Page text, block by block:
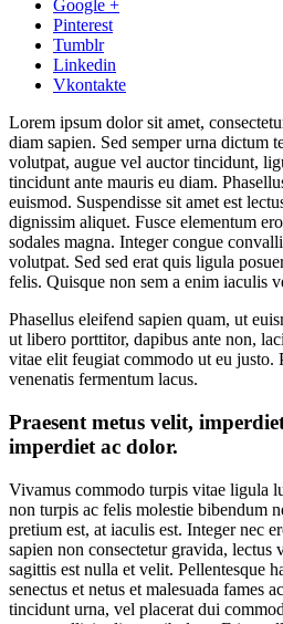
Google +
Pinterest
Tumblr
Linkedin
Vkontakte
Lorem ipsum dolor sit amet,
diam sapien. Sed semper urna dictum
volutpat, augue vel auctor tincidunt,
tincidunt ante mauris eu diam.
euismod. Suspendisse sit amet est
dignissim aliquet. Fusce elementum
sodales magna. Integer congue
volutpat. Sed sed erat quis ligula
felis. Quisque non sem a enim iaculis
Phasellus eleifend sapien quam, ut
ut libero porttitor, dapibus ante non,
vitae elit feugiat commodo ut eu justo.
venenatis fermentum lacus.
Praesent metus velit,
imperdiet ac dolor.
Vivamus commodo turpis vitae ligula
non turpis ac felis molestie bibendum
pretium est, at iaculis est. Integer nec
sapien non consectetur gravida,
sagittis est nulla et velit. Pellentesque
senectus et netus et malesuada fames
tincidunt urna, vel placerat dui